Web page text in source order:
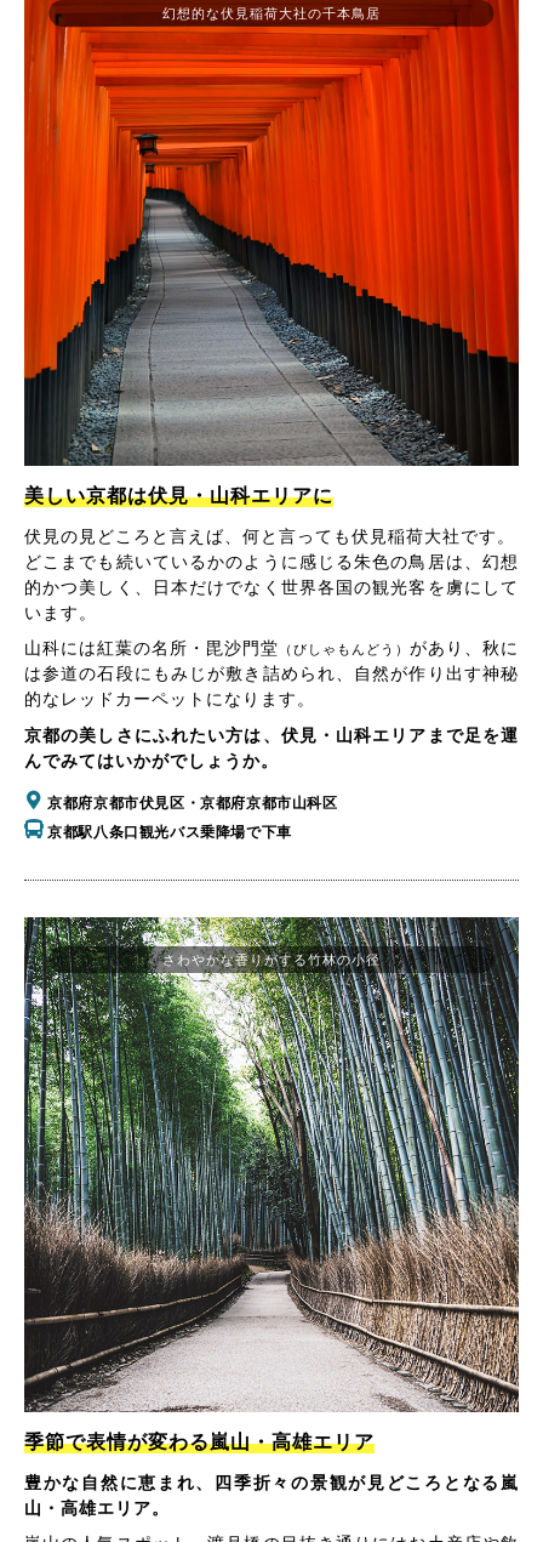
美しい京都は伏見・山科エリアに
伏見の見どころと言えば、何と言っても伏見稲荷大社です。
どこまでも続いているかのように感じる朱色の鳥居は、幻想
的かつ美しく、日本だけでなく世界各国の観光客を虜にして
います。
山科には紅葉の名所・毘沙門堂 （びしゃもんどう） があり、秋に
は参道の石段にもみじが敷き詰められ、自然が作り出す神秘
的なレッドカーペットになります。
京都の美しさにふれたい方は、伏見・山科エリアまで足を運
んでみてはいかがでしょうか。
京都府京都市伏見区・京都府京都市山科区
京都駅八条口観光バス乗降場で下車
幻想的な伏見稲荷大社の千本鳥居
さわやかな香りがする竹林の小径
季節で表情が変わる嵐山・高雄エリア
豊かな自然に恵まれ、四季折々の景観が見どころとなる嵐
山・高雄エリア。